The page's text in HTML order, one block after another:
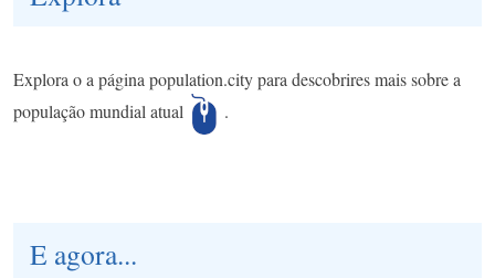
Explora o a página population.city para descobrires mais sobre a
população mundial atual
.
E agora...